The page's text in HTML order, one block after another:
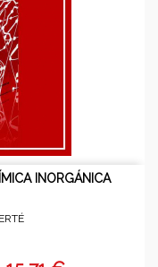
INORGÁNICA